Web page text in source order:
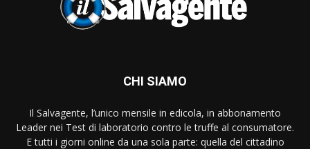
CHI SIAMO
Il Salvagente, l’unico mensile in edicola, in abbonamento
Leader nei Test di laboratorio contro le truffe al consumatore.
E tutti i giorni online da una sola parte: quella del cittadino